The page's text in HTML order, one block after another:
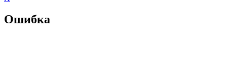
Ошибка